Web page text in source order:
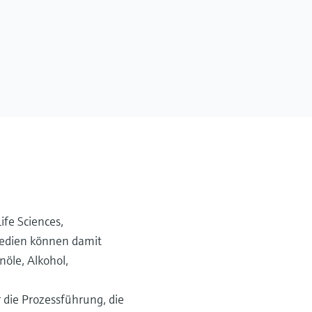
Sciences,
können damit
Alkohol,
Prozessführung, die